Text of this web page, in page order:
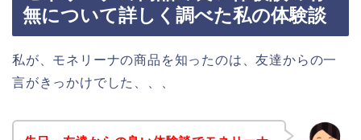
無について詳しく調べた私の体験談
私が、モネリーナの商品を知ったのは、友達からの一
言がきっかけでした、、、